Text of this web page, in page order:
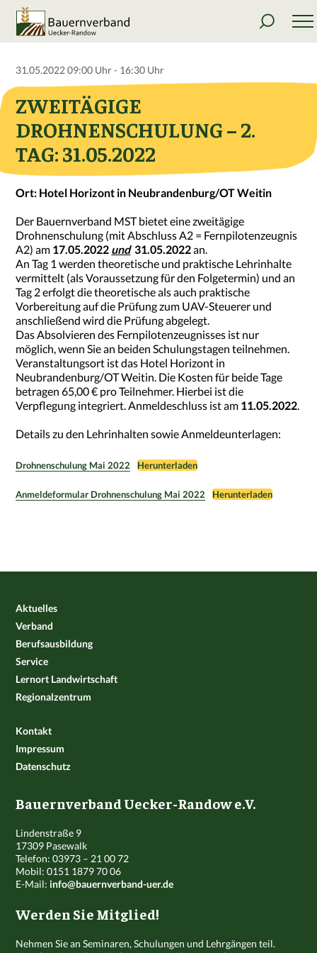
31.05.2022 09:00 Uhr - 16:30 Uhr
ZWEITÄGIGE
DROHNENSCHULUNG – 2.
TAG: 31.05.2022
Ort: Hotel Horizont in Neubrandenburg/OT Weitin
Der Bauernverband MST bietet eine zweitägige
Drohnenschulung (mit Abschluss A2 = Fernpilotenzeugnis
A2) am 17.05.2022 und 31.05.2022an.
An Tag 1 werden theoretische und praktische Lehrinhalte
vermittelt (als Voraussetzung für den Folgetermin) und an
Tag 2 erfolgt die theoretische als auch praktische
Vorbereitung auf die Prüfung zum UAV-Steuerer und
anschließend wird die Prüfung abgelegt.
Das Absolvieren des Fernpilotenzeugnisses ist nur
möglich, wenn Sie an beiden Schulungstagen teilnehmen.
Veranstaltungsort ist das Hotel Horizont in
Neubrandenburg/OT Weitin. Die Kosten für beide Tage
betragen 65,00 € pro Teilnehmer. Hierbei ist die
Verpflegung integriert. Anmeldeschluss ist am 11.05.2022.
Details zu den Lehrinhalten sowie Anmeldeunterlagen:
Drohnenschulung Mai 2022 Herunterladen
Anmeldeformular Drohnenschulung Mai 2022 Herunterladen
Aktuelles
Verband
Berufsausbildung
Service
Lernort Landwirtschaft
Regionalzentrum
Kontakt
Impressum
Datenschutz
Bauernverband Uecker-Randow e.V.
Lindenstraße 9
17309 Pasewalk
Telefon: 03973 – 21 00 72
Mobil: 0151 1879 70 06
E-Mail:info@bauernverband-uer.de
Werden Sie Mitglied!
Nehmen Sie an Seminaren, Schulungen und Lehrgängen teil.